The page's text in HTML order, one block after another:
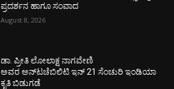
ಪ್ರದರ್ಶನ ಹಾಗೂ ಸಂವಾದ
August 8, 2026
ಡಾ. ಪ್ರೀತಿ ಲೋಲಾಕ್ಷ ನಾಗವೇಣಿ
ಅವರ ಅನ್‌ಟಚೆಬಿಲಿಟಿ ಇನ್ 21 ಸೆಂಚುರಿ ಇಂಡಿಯಾ
ಕೃತಿ ಬಿಡುಗಡೆ